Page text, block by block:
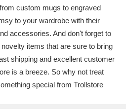
custom mugs to engraved
to your wardrobe with their
accessories. And don't forget to
items that are sure to bring
shipping and excellent customer
is a breeze. So why not treat
special from Trollstore